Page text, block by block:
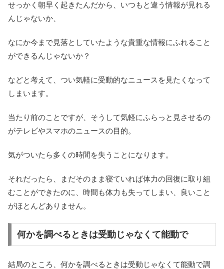
せっかく朝早く起きたんだから、いつもと違う情報が見れる
んじゃないか、
なにか今まで見落としていたような貴重な情報にふれること
ができるんじゃないか？
などと考えて、つい気軽に受動的なニュースを見たくなって
しまいます。
当たり前のことですが、そうして気軽にふらっと見させるの
がテレビやスマホのニュースの目的。
気がついたら多くの時間を失うことになります。
それだったら、まだそのまま寝ていれば体力の回復に取り組
むことができたのに、時間も体力も失ってしまい、良いこと
がほとんどありません。
何かを調べるときは受動じゃなくて能動で
結局のところ、何かを調べるときは受動じゃなくて能動で調